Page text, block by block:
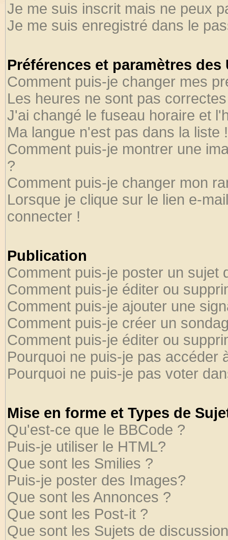
Je me suis inscrit mais ne peux
Je me suis enregistré dans le
Préférences et paramètres
Comment puis-je changer mes
Les heures ne sont pas
J'ai changé le fuseau horaire et
Ma langue n'est pas dans la liste !
Comment puis-je montrer une
?
Comment puis-je changer mon
Lorsque je clique sur le lien e-
connecter !
Publication
Comment puis-je poster un sujet
Comment puis-je éditer ou
Comment puis-je ajouter une
Comment puis-je créer un
Comment puis-je éditer ou
Pourquoi ne puis-je pas accéder
Pourquoi ne puis-je pas voter
Mise en forme et Types de
Qu'est-ce que le BBCode ?
Puis-je utiliser le HTML?
Que sont les Smilies ?
Puis-je poster des Images?
Que sont les Annonces ?
Que sont les Post-it ?
Que sont les Sujets de